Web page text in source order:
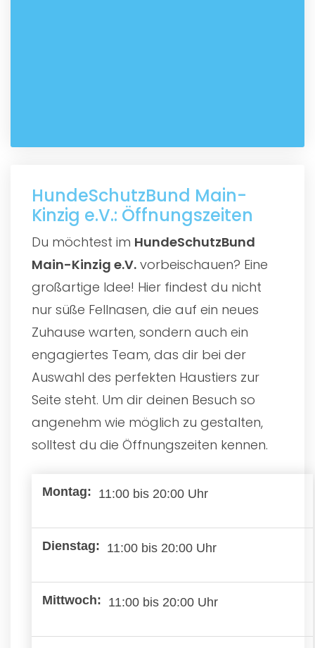
HundeSchutzBund Main-
Kinzig e.V.: Öffnungszeiten
Du möchtest im HundeSchutzBund
Main-Kinzig e.V. vorbeischauen? Eine
großartige Idee! Hier findest du nicht
nur süße Fellnasen, die auf ein neues
Zuhause warten, sondern auch ein
engagiertes Team, das dir bei der
Auswahl des perfekten Haustiers zur
Seite steht. Um dir deinen Besuch so
angenehm wie möglich zu gestalten,
solltest du die Öffnungszeiten kennen.
11:00 bis 20:00 Uhr
11:00 bis 20:00 Uhr
11:00 bis 20:00 Uhr